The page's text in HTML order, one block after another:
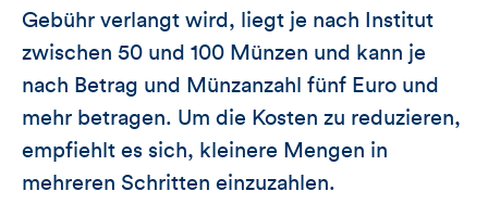
Gebühr verlangt wird, liegt je nach Institut
zwischen 50 und 100 Münzen und kann je
nach Betrag und Münzanzahl fünf Euro und
mehr betragen. Um die Kosten zu reduzieren,
empfiehlt es sich, kleinere Mengen in
mehreren Schritten einzuzahlen.